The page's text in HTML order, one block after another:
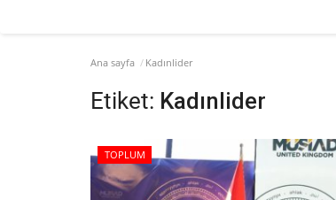
Ana sayfa Kadınlider
Etiket: Kadınlider
TOPLUM